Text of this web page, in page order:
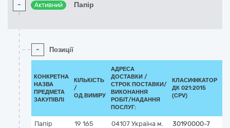
- Активний Папір
- Позиції
КОНКРЕТНА
НАЗВА
ПРЕДМЕТА
ЗАКУПІВЛІ
КІЛЬКІСТЬ
/
ОД.ВИМІРУ
АДРЕСА
ДОСТАВКИ /
СТРОК ПОСТАВКИ/
ВИКОНАННЯ
РОБІТ/НАДАННЯ
ПОСЛУГ:
КЛАСИФІКАТОР
ДК 021:2015
(CPV)
Папір
19 165
04107 Україна м.
30190000-7